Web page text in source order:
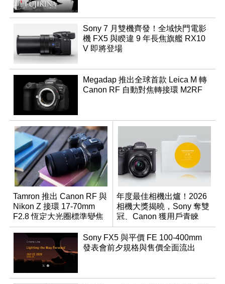
Sony 7 月雙機齊發！全域快門電影
機 FX5 與睽違 9 年長焦旗艦 RX10
V 即將登場
Megadap 推出全球首款 Leica M 轉
Canon RF 自動對焦轉接環 M2RF
Tamron 推出 Canon RF 與
Nikon Z 接環 17-70mm
F2.8 恆定大光圈標準變焦
鏡
年度最佳相機出爐！2026
相機大獎揭曉，Sony 奪雙
冠、Canon 獲用戶青睞
Sony FX5 與平價 FE 100-400mm
發表會前夕規格與售價全面流出